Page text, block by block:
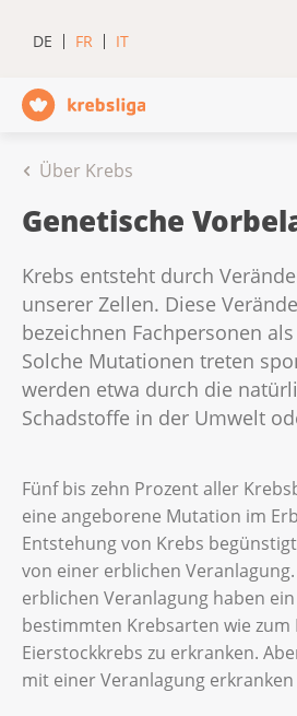
DE FR IT
Über Krebs
Genetische
Krebs entsteht durch
unserer Zellen. Diese
bezeichnen Fachpersonen
Solche Mutationen treten
werden etwa durch die
Schadstoffe in der Umwelt
Fünf bis zehn Prozent aller
eine angeborene Mutation im
Entstehung von Krebs
von einer erblichen
erblichen Veranlagung haben
bestimmten Krebsarten wie zum
Eierstockkrebs zu erkranken.
mit einer Veranlagung erkranken